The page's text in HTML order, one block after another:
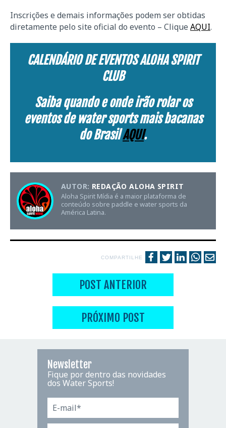
Inscrições e demais informações podem ser obtidas
diretamente pelo site oficial do evento – Clique AQUI.
CALENDÁRIO DE EVENTOS ALOHA SPIRIT
CLUB
Saiba quando e onde irão rolar os
eventos de water sports mais bacanas
do BrasilAQUI.
AUTOR: REDAÇÃO ALOHA SPIRIT
Aloha Spirit Mídia é a maior plataforma de
conteúdo sobre paddle e water sports da
América Latina.
COMPARTILHE
POST ANTERIOR
PRÓXIMO POST
Newsletter
Fique por dentro das novidades
dos Water Sports!